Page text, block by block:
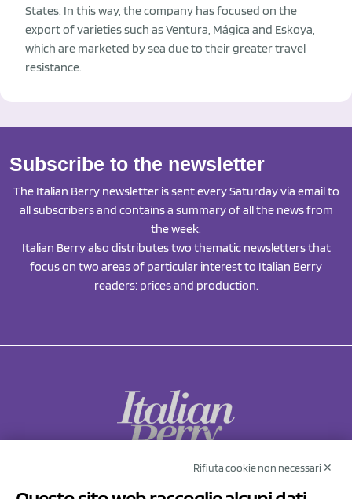
States. In this way, the company has focused on the
export of varieties such as Ventura, Mágica and Eskoya,
which are marketed by sea due to their greater travel
resistance.
Subscribe to the newsletter
The Italian Berry newsletter is sent every Saturday via email to
all subscribers and contains a summary of all the news from
the week.
Italian Berry also distributes two thematic newsletters that
focus on two areas of particular interest to Italian Berry
readers: prices and production.
Rifiuta cookie non necessari ✕